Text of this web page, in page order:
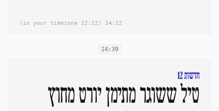
24:22
(22:22 in your timezone)
24:39
חדשות 12
טיל ששוגר מתימן יורט מחוץ